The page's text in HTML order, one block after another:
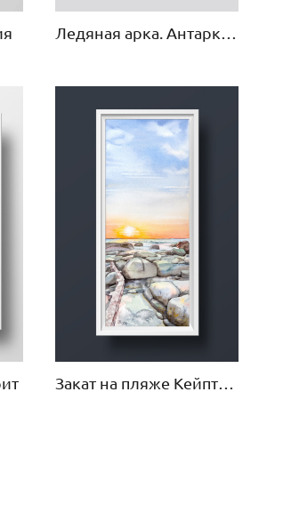
Ледяная арка. Антарктида
Закат на пляже Кейптауна